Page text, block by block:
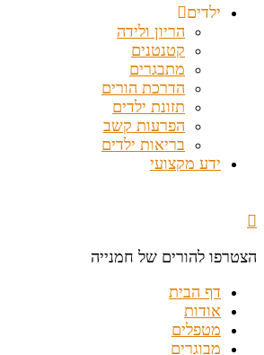
ילדים
הריון ולידה
קטנטנים
מתבגרים
הדרכת הורים
תזונת ילדים
הפרעות קשב
בריאות ילדים
ידע מקצועי
הצטרפו להורים של חמנייה
דף הבית
אודות
מטפלים
מבוגרים